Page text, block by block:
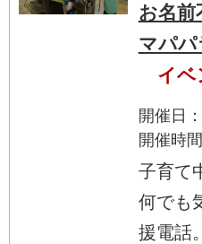
お名前
マパパ
イベ
開催日
開催時
子育て
何でも
援電話